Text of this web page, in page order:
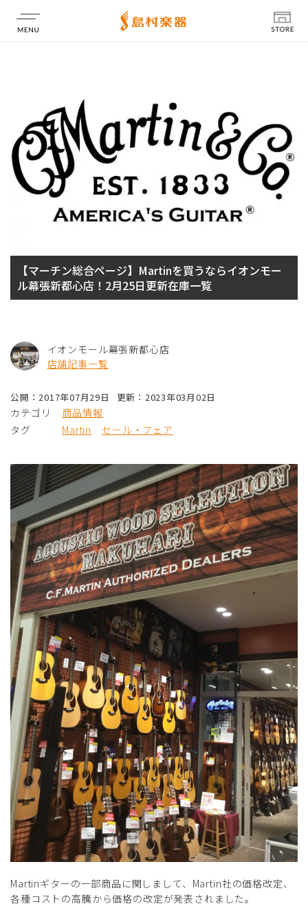
【マーチン総合ページ】Martinを買うならイオンモー
ル幕張新都心店！2月25日更新在庫一覧
イオンモール幕張新都心店
店舗記事一覧
公開：2017年07月29日 更新：2023年03月02日
カテゴリ
商品情報
タグ
Martin セール・フェア
Martinギターの一部商品に関しまして、Martin社の価格改定、
各種コストの高騰から価格の改定が発表されました。